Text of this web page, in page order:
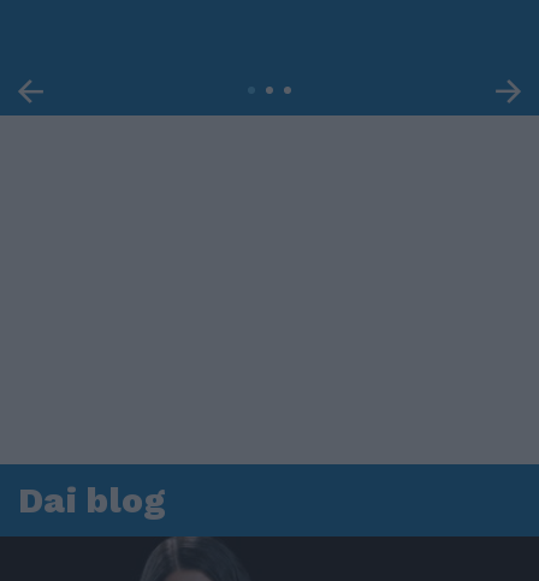
Dai blog